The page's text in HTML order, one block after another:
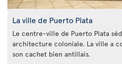
La ville de Puerto Plata
Le centre-ville de Puerto Plata
architecture coloniale. La ville a
son cachet bien antillais.